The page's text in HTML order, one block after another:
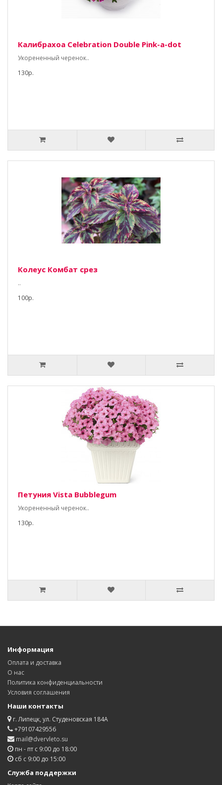
Калибрахоа Celebration Double Pink-a-dot
Укорененный черенок..
130р.
Колеус Комбат срез
..
100р.
Петуния Vista Bubblegum
Укорененный черенок..
130р.
Информация
Оплата и доставка
О нас
Политика конфиденциальности
Условия соглашения
Наши контакты
г. Липецк, ул. Студеновская 184А
+79107429556
mail@dvervleto.su
пн - пт с 9:00 до 18:00
сб с 9:00 до 15:00
Служба поддержки